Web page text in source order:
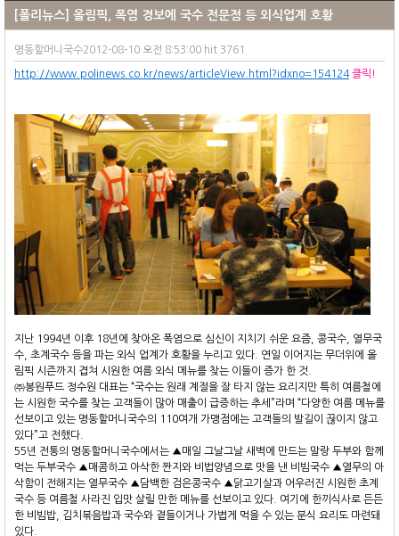
[폴리뉴스] 올림픽, 폭염 경보에 국수 전문점 등 외식업계 호황
명동할머니국수2012-08-10 오전 8:53:00 hit 3761
http://www.polinews.co.kr/news/articleView.html?idxno=154124클릭!
지난 1994년 이후 18년에 찾아온 폭염으로 심신이 지치기 쉬운 요즘, 콩국수, 열무국
수, 초계국수 등을 파는 외식 업계가 호황을 누리고 있다. 연일 이어지는 무더위에 올
림픽 시즌까지 겹쳐 시원한 여름 외식 메뉴를 찾는 이들이 증가 한 것.
㈜봉원푸드 정수원 대표는 “국수는 원래 계절을 잘 타지 않는 요리지만 특히 여름철에
는 시원한 국수를 찾는 고객들이 많아 매출이 급증하는 추세”라며 “다양한 여름 메뉴를
선보이고 있는 명동할머니국수의 110여개 가맹점에는 고객들의 발길이 끊이지 않고
있다”고 전했다.
55년 전통의 명동할머니국수에서는 ▲매일 그날그날 새벽에 만드는 말랑 두부와 함께
먹는 두부국수 ▲매콤하고 아삭한 짠지와 비법양념으로 맛을 낸 비빔국수 ▲열무의 아
삭함이 전해지는 열무국수 ▲담백한 검은콩국수 ▲닭고기살과 어우러진 시원한 초계
국수 등 여름철 사라진 입맛 살릴 만한 메뉴를 선보이고 있다. 여기에 한끼식사로 든든
한 비빔밥, 김치볶음밥과 국수와 곁들이거나 가볍게 먹을 수 있는 분식 요리도 마련돼
있다.